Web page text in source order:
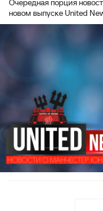
Очередная порция
новом выпуске United